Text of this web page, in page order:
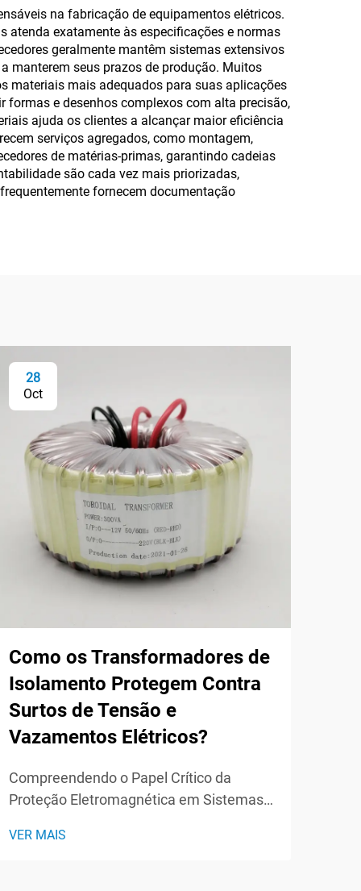
na fabricação de equipamentos elétricos.
atenda exatamente às especificações e normas
geralmente mantêm sistemas extensivos
manterem seus prazos de produção. Muitos
materiais mais adequados para suas aplicações
formas e desenhos complexos com alta precisão,
ajuda os clientes a alcançar maior eficiência
serviços agregados, como montagem,
de matérias-primas, garantindo cadeias
são cada vez mais priorizadas,
fornecem documentação
28
Oct
Como os Transformadores de
Isolamento Protegem Contra
Surtos de Tensão e
Vazamentos Elétricos?
Compreendendo o Papel Crítico da
Proteção Eletromagnética em Sistemas
elétricos representam ameaças
VER MAIS